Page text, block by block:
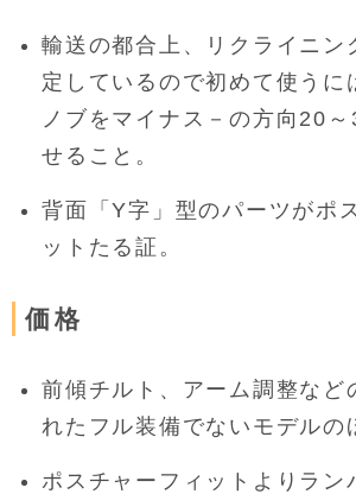
輸送の都合上、リクライニン
定しているので初めて使うに
ノブをマイナス－の方向20～
せること。
背面「Y字」型のパーツがポ
ットたる証。
価格
前傾チルト、アーム調整など
れたフル装備でないモデルの
ポスチャーフィットよりラン